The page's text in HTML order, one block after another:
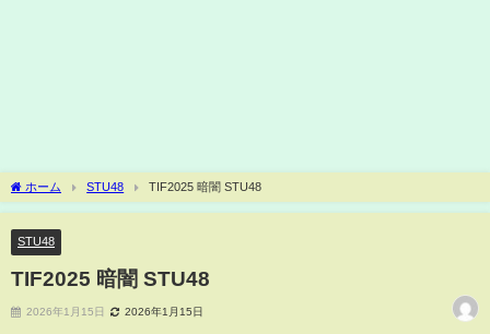
ホーム STU48 TIF2025 暗闇 STU48
STU48
TIF2025 暗闇 STU48
2026年1月15日 2026年1月15日